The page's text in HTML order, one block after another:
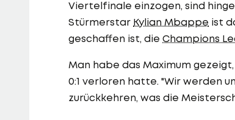
Viertelfinale einzogen, sind
Stürmerstar Kylian Mbappe ist
geschaffen ist, die Champions
Man habe das Maximum
0:1 verloren hatte. "Wir werden
zurückkehren, was die